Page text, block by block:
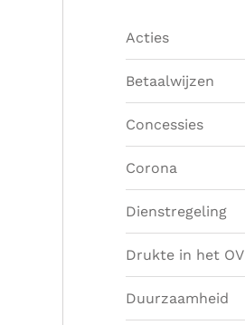
Acties
Betaalwijzen
Concessies
Corona
Dienstregeling
Drukte in het OV
Duurzaamheid